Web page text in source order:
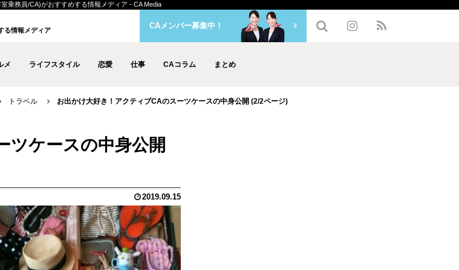
乗務員/CA)がおすすめする情報メディア - CA Media
る情報メディア
メ ライフスタイル 恋愛 仕事 CAコラム まとめ
CAメンバー募集中！
トラベル お出かけ大好き！アクティブCAのスーツケースの中身公開 (2/2ページ)
ツケースの中身公開
2019.09.15